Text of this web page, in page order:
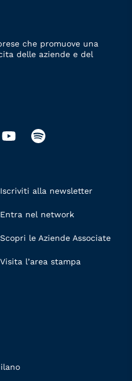
che promuove una
delle aziende e del
Iscriviti alla newsletter
Entra nel network
Scopri le Aziende Associate
Visita l’area stampa